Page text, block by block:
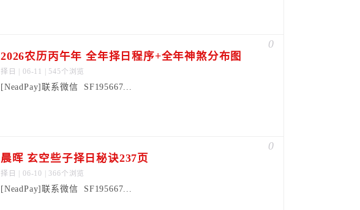
0
2026农历丙午年 全年择日程序+全年神煞分布图
择日 | 06-11 | 545个浏览
[NeadPay]联系微信 SF195667...
0
晨晖 玄空些子择日秘诀237页
择日 | 06-10 | 366个浏览
[NeadPay]联系微信 SF195667...